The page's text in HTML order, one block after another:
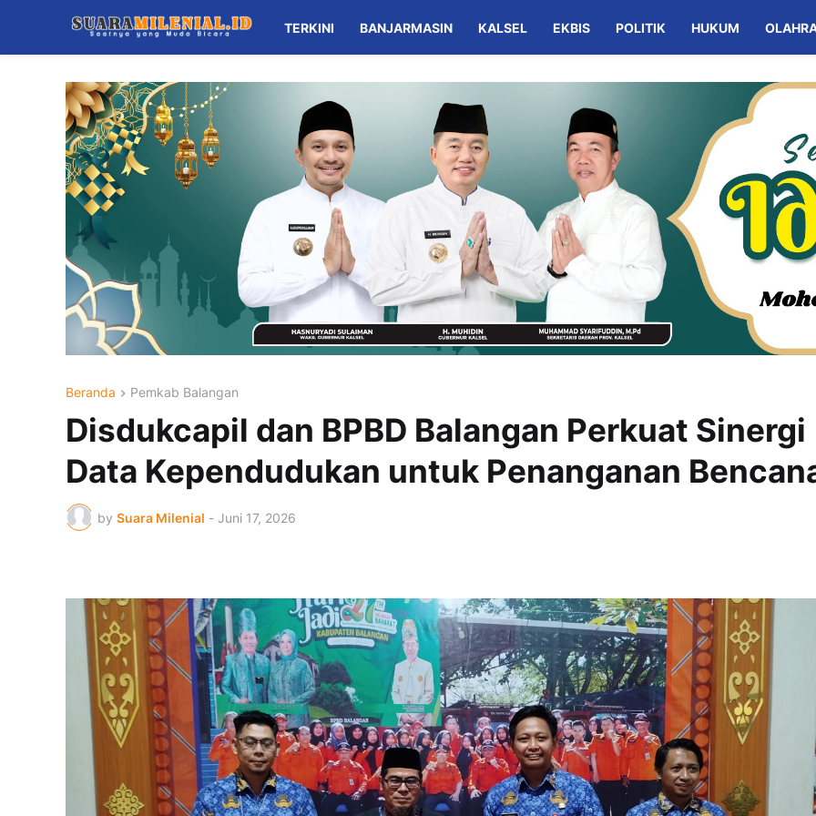
TERKINI BANJARMASIN KALSEL EKBIS POLITIK HUKUM
Beranda Pemkab Balangan
Disdukcapil dan BPBD Balangan Perkuat Sinergi
Data Kependudukan untuk Penanganan
by Suara Milenial - Juni 17, 2026